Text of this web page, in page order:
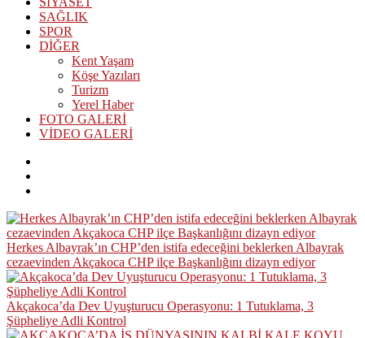
SAĞLIK
SPOR
DİĞER
Kent Yaşam
Köşe Yazıları
Turizm
Yerel Haber
FOTO GALERİ
VİDEO GALERİ
Herkes Albayrak’ın CHP’den istifa edeceğini beklerken Albayrak
cezaevinden Akçakoca CHP ilçe Başkanlığını dizayn ediyor
Akçakoca’da Dev Uyuşturucu Operasyonu: 1 Tutuklama, 3
Şüpheliye Adli Kontrol